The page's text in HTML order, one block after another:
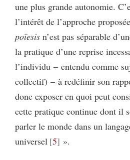
une plus grande autonomie.
l’intérêt de l’approche
poïesis n’est pas séparable
la pratique d’une reprise
l’individu – entendu comme
collectif) – à redéfinir son
donc exposer en quoi peut
cette pratique continue dont il
parler le monde dans un
universel 5 ».